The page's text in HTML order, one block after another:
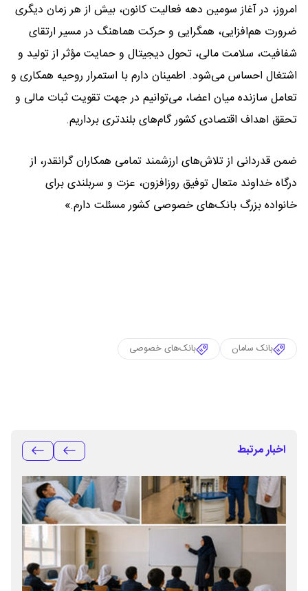
امروز، در آغاز سومین دهه فعالیت کانون، بیش از هر زمان دیگری
ضرورت هم‌افزایی، همگرایی و حرکت هماهنگ در مسیر ارتقای
شفافیت، سلامت مالی، تحول دیجیتال و حمایت مؤثر از تولید و
اشتغال احساس می‌شود. اطمینان دارم با استمرار روحیه همکاری و
تعامل سازنده میان اعضا، می‌توانیم در جهت تقویت ثبات مالی و
تحقق اهداف اقتصادی کشور گام‌های بلندتری برداریم.
ضمن قدردانی از تلاش‌های ارزشمند تمامی همکاران گرانقدر، از
درگاه خداوند متعال توفیق روزافزون، عزت و سربلندی برای
خانواده بزرگ بانک‌های خصوصی کشور مسئلت دارم.»
بانک سامان بانک‌های خصوصی
اخبار مرتبط